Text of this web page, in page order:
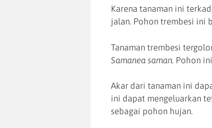
Karena tanaman ini
jalan. Pohon trembesi ini
Tanaman trembesi
Samanea saman. Pohon
Akar dari tanaman ini
ini dapat mengeluarkan
sebagai pohon hujan.